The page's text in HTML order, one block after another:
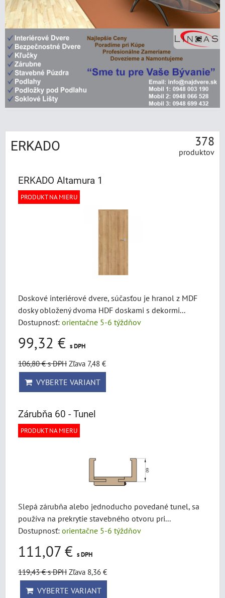
ERKADO 378
produktov
ERKADO Altamura 1
PRODUKT NA MIERU
Doskové interiérové dvere, súčasťou je hranol z MDF
dosky obložený dvoma HDF doskami s dekormi...
Dostupnosť: orientačne 5-6 týždňov
99,32 € s DPH
106,80 €s DPH Zľava 7,48 €
VYBERTE VARIANT
Zárubňa 60 - Tunel
PRODUKT NA MIERU
Slepá zárubňa alebo jednoducho povedané tunel, sa
používa na prekrytie stavebného otvoru pri...
Dostupnosť: orientačne 5-6 týždňov
111,07 € s DPH
119,43 €s DPH Zľava 8,36 €
VYBERTE VARIANT